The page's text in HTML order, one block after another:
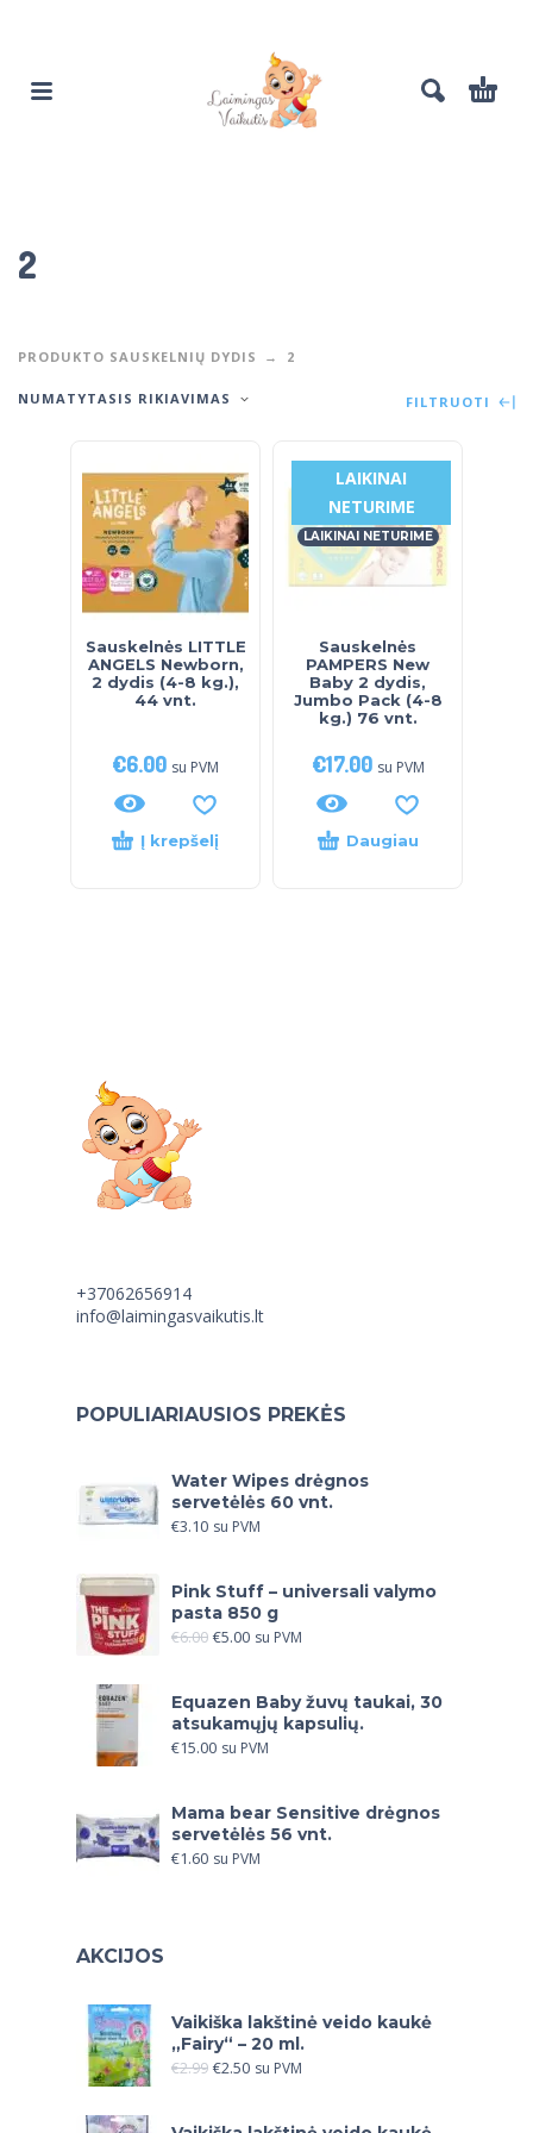
2
PRODUKTO SAUSKELNIŲ DYDIS 2
NUMATYTASIS RIKIAVIMAS FILTRUOTI
Sauskelnės LITTLE
ANGELS Newborn,
2 dydis (4-8 kg.),
44 vnt.
€6.00 su PVM
Į krepšelį
LAIKINAI
NETURIME
LAIKINAI NETURIME
Sauskelnės
PAMPERS New
Baby 2 dydis,
Jumbo Pack (4-8
kg.) 76 vnt.
€17.00 su PVM
Daugiau
+37062656914
info@laimingasvaikutis.lt
POPULIARIAUSIOS PREKĖS
Water Wipes drėgnos
servetėlės 60 vnt.
€3.10 su PVM
Pink Stuff – universali valymo
pasta 850 g
€6.00 €5.00 su PVM
Equazen Baby žuvų taukai, 30
atsukamųjų kapsulių.
€15.00 su PVM
Mama bear Sensitive drėgnos
servetėlės 56 vnt.
€1.60 su PVM
AKCIJOS
Vaikiška lakštinė veido kaukė
„Fairy“ – 20 ml.
€2.99 €2.50 su PVM